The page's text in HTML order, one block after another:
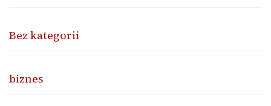
Bez kategorii
biznes